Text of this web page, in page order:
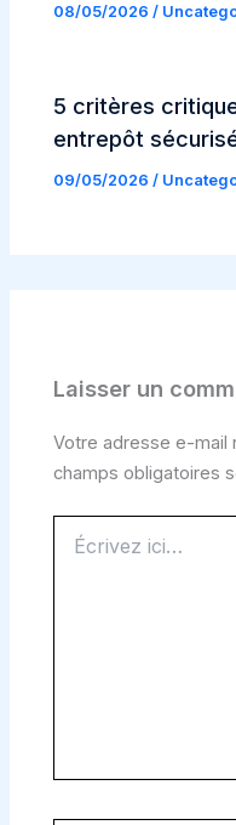
08/05/2026/
5 critères
entrepôt
09/05/2026/
Laisser un
Votre adresse e-mail
champs obligatoires
ici…